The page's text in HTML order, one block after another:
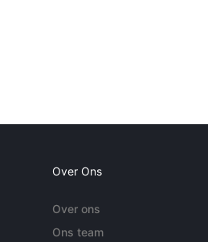
Over Ons
Over ons
Ons team